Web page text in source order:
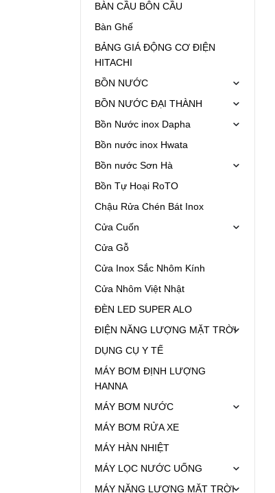
BÀN CẦU BÔN CẦU
Bàn Ghế
BẢNG GIÁ ĐỘNG CƠ ĐIỆN
HITACHI
BỒN NƯỚC
BỒN NƯỚC ĐẠI THÀNH
Bồn Nước inox Dapha
Bồn nước inox Hwata
Bồn nước Sơn Hà
Bồn Tự Hoại RoTO
Chậu Rửa Chén Bát Inox
Cửa Cuốn
Cửa Gỗ
Cửa Inox Sắc Nhôm Kính
Cửa Nhôm Việt Nhật
ĐÈN LED SUPER ALO
ĐIỆN NĂNG LƯỢNG MẶT TRỜI
DỤNG CỤ Y TẾ
MÁY BƠM ĐỊNH LƯỢNG
HANNA
MÁY BƠM NƯỚC
MÁY BƠM RỬA XE
MÁY HÀN NHIỆT
MÁY LỌC NƯỚC UỐNG
MÁY NĂNG LƯỢNG MẶT TRỜI